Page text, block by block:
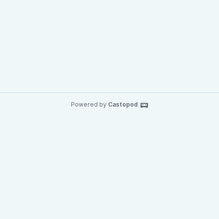
Powered by Castopod